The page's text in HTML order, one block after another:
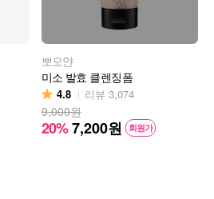
뽀오얀
미소 발효 클렌징폼
4.8 리뷰 3,074
9,000원
20%7,200원 회원가